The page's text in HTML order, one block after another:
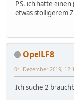
P.S. ich hätte
etwas stolligerem
OpelLF8
04. Dezember 2019,
Ich suche 2